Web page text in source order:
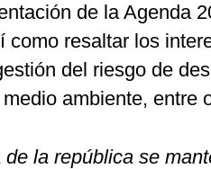
de la Agenda
como resaltar los
del riesgo de
ambiente, entre
de la república se